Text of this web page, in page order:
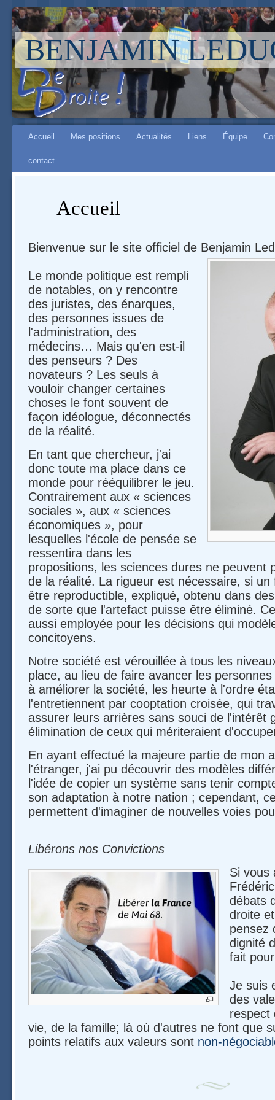
BENJAMIN
Aller à :
navigation
Accueil Mes positions Actualités Liens Équipe
contact
Accueil
Bienvenue sur le site officiel de Benjamin
Le monde politique est rempli
de notables, on y rencontre
des juristes, des énarques,
des personnes issues de
l'administration, des
médecins… Mais qu'en est-il
des penseurs ? Des
novateurs ? Les seuls à
vouloir changer certaines
choses le font souvent de
façon idéologue, déconnectés
de la réalité.
En tant que chercheur, j'ai
donc toute ma place dans ce
monde pour rééquilibrer le jeu.
Contrairement aux « sciences
sociales », aux « sciences
économiques », pour
lesquelles l'école de pensée se
ressentira dans les
propositions, les sciences dures ne peuvent
de la réalité. La rigueur est nécessaire, si un
être reproductible, expliqué, obtenu dans
de sorte que l'artefact puisse être éliminé.
aussi employée pour les décisions qui
concitoyens.
Notre société est vérouillée à tous les
place, au lieu de faire avancer les
à améliorer la société, les heurte à l'ordre
l'entretiennent par cooptation croisée, qui
assurer leurs arrières sans souci de l'intérêt
élimination de ceux qui mériteraient
En ayant effectué la majeure partie de mon
l'étranger, j'ai pu découvrir des modèles
l'idée de copier un système sans tenir
son adaptation à notre nation ; cependant,
permettent d'imaginer de nouvelles voies
Libérons nos Convictions
Si vous
débats
droite
pensez
dignité
fait
Je suis
des
respect
vie, de la famille; là où d'autres ne font que
points relatifs aux valeurs sont non-